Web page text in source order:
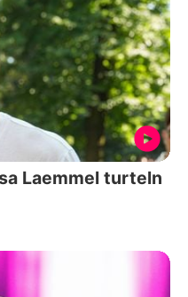
Laemmel turteln